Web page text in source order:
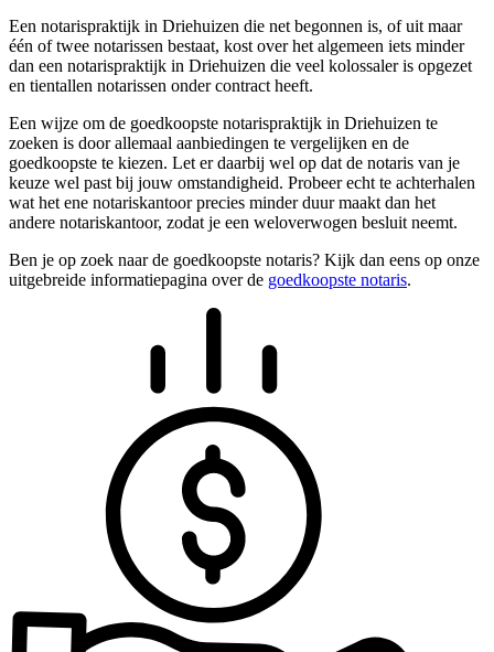
Een notarispraktijk in Driehuizen die net begonnen is, of uit maar
één of twee notarissen bestaat, kost over het algemeen iets minder
dan een notarispraktijk in Driehuizen die veel kolossaler is opgezet
en tientallen notarissen onder contract heeft.
Een wijze om de goedkoopste notarispraktijk in Driehuizen te
zoeken is door allemaal aanbiedingen te vergelijken en de
goedkoopste te kiezen. Let er daarbij wel op dat de notaris van je
keuze wel past bij jouw omstandigheid. Probeer echt te achterhalen
wat het ene notariskantoor precies minder duur maakt dan het
andere notariskantoor, zodat je een weloverwogen besluit neemt.
Ben je op zoek naar de goedkoopste notaris? Kijk dan eens op onze
uitgebreide informatiepagina over de goedkoopste notaris.